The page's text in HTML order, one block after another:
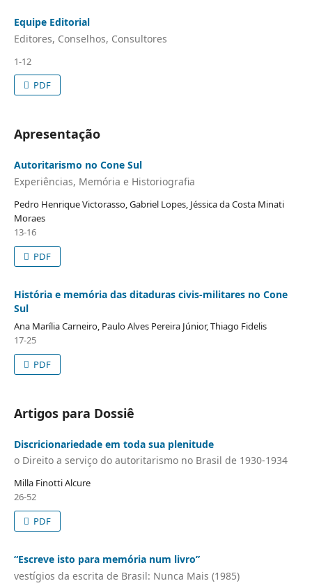
Equipe Editorial
Editores, Conselhos, Consultores
1-12
PDF
Apresentação
Autoritarismo no Cone Sul
Experiências, Memória e Historiografia
Pedro Henrique Victorasso, Gabriel Lopes, Jéssica da Costa Minati
Moraes
13-16
PDF
História e memória das ditaduras civis-militares no Cone
Sul
Ana Marília Carneiro, Paulo Alves Pereira Júnior, Thiago Fidelis
17-25
PDF
Artigos para Dossiê
Discricionariedade em toda sua plenitude
o Direito a serviço do autoritarismo no Brasil de 1930-1934
Milla Finotti Alcure
26-52
PDF
“Escreve isto para memória num livro”
vestígios da escrita de Brasil: Nunca Mais (1985)